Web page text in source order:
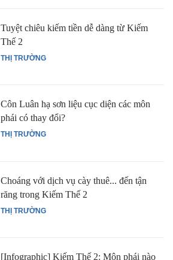
THỊ TRƯỜNG
Tuyệt chiêu kiếm tiền dễ dàng từ Kiếm
Thế 2
THỊ TRƯỜNG
Côn Luân hạ sơn liệu cục diện các môn
phái có thay đổi?
THỊ TRƯỜNG
Choáng với dịch vụ cày thuê... đến tận
răng trong Kiếm Thế 2
[Infographic] Kiếm Thế 2: Môn phái nào